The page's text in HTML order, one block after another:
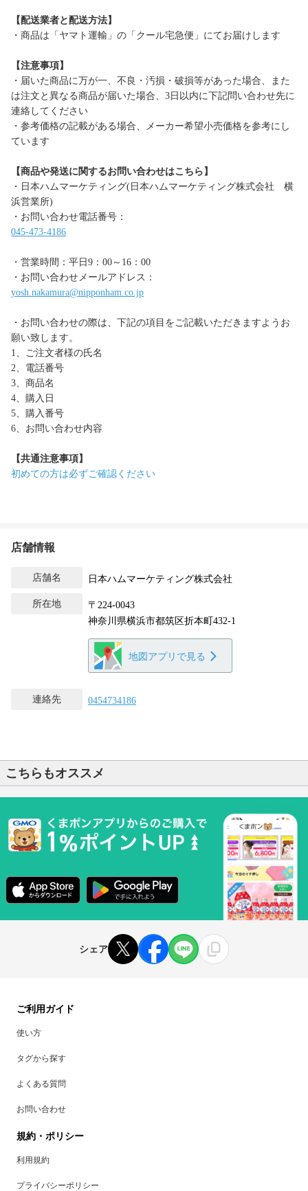
【配送業者と配送方法】
・商品は「ヤマト運輸」の「クール宅急便」にてお届けします
【注意事項】
・届いた商品に万が一、不良・汚損・破損等があった場合、また
は注文と異なる商品が届いた場合、3日以内に下記問い合わせ先に
連絡してください
・参考価格の記載がある場合、メーカー希望小売価格を参考にし
ています
【商品や発送に関するお問い合わせはこちら】
・日本ハムマーケティング(日本ハムマーケティング株式会社 横
浜営業所)
・お問い合わせ電話番号：
045-473-4186
・営業時間：平日9：00～16：00
・お問い合わせメールアドレス：
yosh.nakamura@nipponham.co.jp
・お問い合わせの際は、下記の項目をご記載いただきますようお
願い致します。
1、ご注文者様の氏名
2、電話番号
3、商品名
4、購入日
5、購入番号
6、お問い合わせ内容
【共通注意事項】
初めての方は必ずご確認ください
店舗情報
店舗名 日本ハムマーケティング株式会社
所在地
〒224-0043
神奈川県横浜市都筑区折本町432-1
地図アプリで見る
連絡先 0454734186
こちらもオススメ
シェア
ご利用ガイド
使い方
タグから探す
よくある質問
お問い合わせ
規約・ポリシー
利用規約
プライバシーポリシー